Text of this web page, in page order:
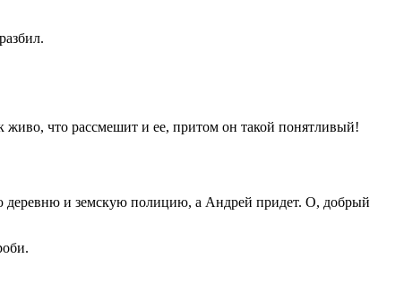
живо, что рассмешит и ее, притом он такой понятливый!
деревню и земскую полицию, а Андрей придет. О, добрый